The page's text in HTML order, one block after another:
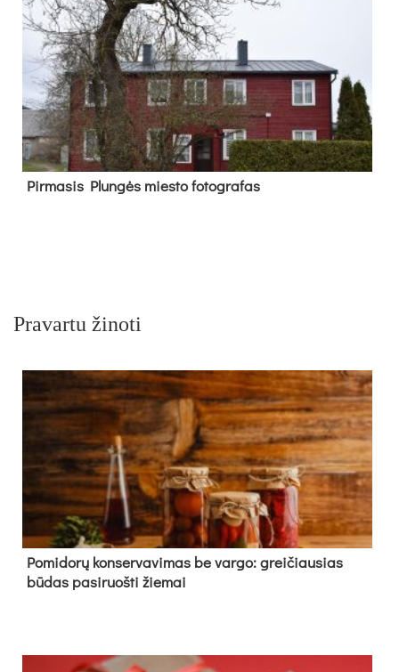
Pir­ma­sis Plun­gės mies­to fo­tog­ra­fas
Pravartu žinoti
Pomidorų konservavimas be vargo: greičiausias
būdas pasiruošti žiemai